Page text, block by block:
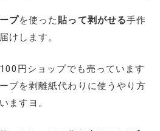
プを使った 貼って剥がせる手作
けします。
円ショップでも売っています
プを剥離紙代わりに使うやり方
ますヨ。